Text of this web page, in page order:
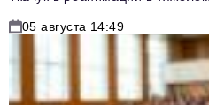
05 августа 14:49